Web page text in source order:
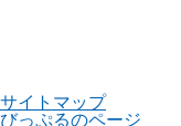
サイトマップ
びっぷるのページ